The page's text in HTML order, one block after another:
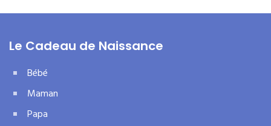
Le Cadeau de Naissance
Bébé
Maman
Papa